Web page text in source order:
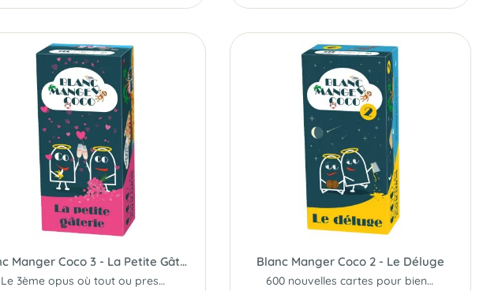
Blanc Manger Coco 3 - La Petite Gâterie
Le 3ème opus où tout ou presque nous ramène à l'amour...
Blanc Manger Coco 2 - Le Déluge
600 nouvelles cartes pour bien délirer!